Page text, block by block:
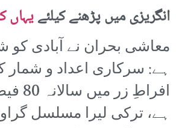
انگریزی میں پڑھنے کیلئےیہاں
معاشی بحران نے آبادی کو
ہے: سرکاری اعداد و شمار
ہے، ترکی لیرا مسلسل